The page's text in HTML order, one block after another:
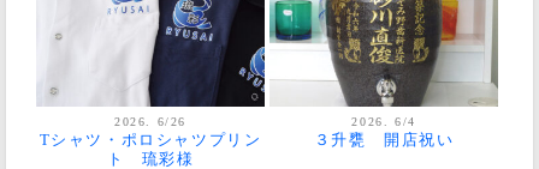
2026. 6/26
Tシャツ・ポロシャツプリン
ト 琉彩様
2026. 6/4
３升甕 開店祝い